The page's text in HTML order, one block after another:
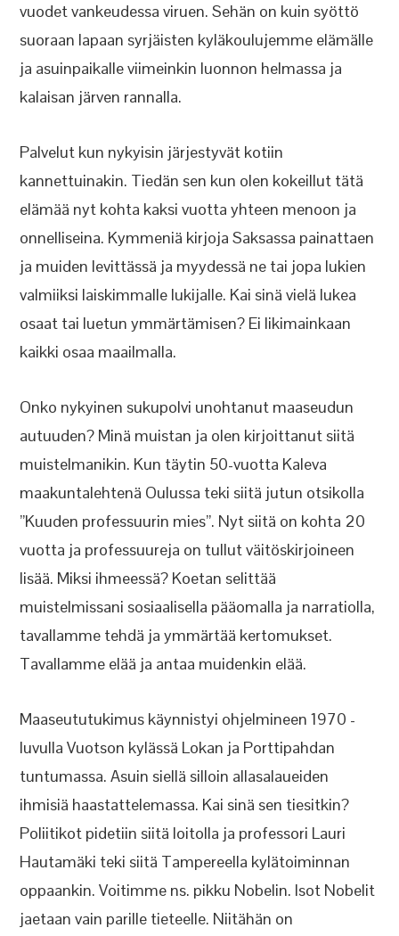
vuodet vankeudessa viruen. Sehän on kuin syöttö
suoraan lapaan syrjäisten kyläkoulujemme elämälle
ja asuinpaikalle viimeinkin luonnon helmassa ja
kalaisan järven rannalla.
Palvelut kun nykyisin järjestyvät kotiin
kannettuinakin. Tiedän sen kun olen kokeillut tätä
elämää nyt kohta kaksi vuotta yhteen menoon ja
onnelliseina. Kymmeniä kirjoja Saksassa painattaen
ja muiden levittässä ja myydessä ne tai jopa lukien
valmiiksi laiskimmalle lukijalle. Kai sinä vielä lukea
osaat tai luetun ymmärtämisen? Ei likimainkaan
kaikki osaa maailmalla.
Onko nykyinen sukupolvi unohtanut maaseudun
autuuden? Minä muistan ja olen kirjoittanut siitä
muistelmanikin. Kun täytin 50-vuotta Kaleva
maakuntalehtenä Oulussa teki siitä jutun otsikolla
”Kuuden professuurin mies”. Nyt siitä on kohta 20
vuotta ja professuureja on tullut väitöskirjoineen
lisää. Miksi ihmeessä? Koetan selittää
muistelmissani sosiaalisella pääomalla ja narratiolla,
tavallamme tehdä ja ymmärtää kertomukset.
Tavallamme elää ja antaa muidenkin elää.
Maaseututukimus käynnistyi ohjelmineen 1970 -
luvulla Vuotson kylässä Lokan ja Porttipahdan
tuntumassa. Asuin siellä silloin allasalaueiden
ihmisiä haastattelemassa. Kai sinä sen tiesitkin?
Poliitikot pidetiin siitä loitolla ja professori Lauri
Hautamäki teki siitä Tampereella kylätoiminnan
oppaankin. Voitimme ns. pikku Nobelin. Isot Nobelit
jaetaan vain parille tieteelle. Niitähän on